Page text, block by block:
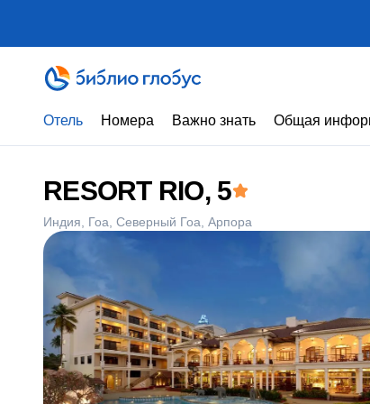
Отель Номера Важно знать Общая
RESORT RIO, 5
Индия Гоа Северный Гоа Арпора